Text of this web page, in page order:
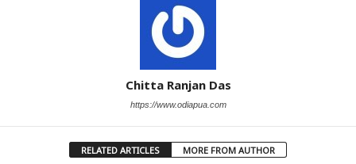
Chitta Ranjan Das
https://www.odiapua.com
RELATED ARTICLES MORE FROM AUTHOR